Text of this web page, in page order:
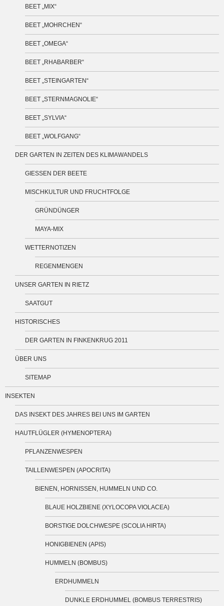
BEET „MIX“
BEET „MOHRCHEN“
BEET „OMEGA“
BEET „RHABARBER“
BEET „STEINGARTEN“
BEET „STERNMAGNOLIE“
BEET „SYLVIA“
BEET „WOLFGANG“
DER GARTEN IN ZEITEN DES KLIMAWANDELS
GIESSEN DER BEETE
MISCHKULTUR UND FRUCHTFOLGE
GRÜNDÜNGER
MAYA-MIX
WETTERNOTIZEN
REGENMENGEN
UNSER GARTEN IN RIETZ
SAATGUT
HISTORISCHES
DER GARTEN IN FINKENKRUG 2011
ÜBER UNS
SITEMAP
INSEKTEN
DAS INSEKT DES JAHRES BEI UNS IM GARTEN
HAUTFLÜGLER (HYMENOPTERA)
PFLANZENWESPEN
TAILLENWESPEN (APOCRITA)
BIENEN, HORNISSEN, HUMMELN UND CO.
BLAUE HOLZBIENE (XYLOCOPA VIOLACEA)
BORSTIGE DOLCHWESPE (SCOLIA HIRTA)
HONIGBIENEN (APIS)
HUMMELN (BOMBUS)
ERDHUMMELN
DUNKLE ERDHUMMEL (BOMBUS TERRESTRIS)